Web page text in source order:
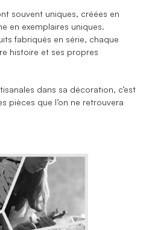
souvent uniques, créées en
en exemplaires uniques.
fabriqués en série, chaque
histoire et ses propres
dans sa décoration, c’est
pièces que l’on ne retrouvera